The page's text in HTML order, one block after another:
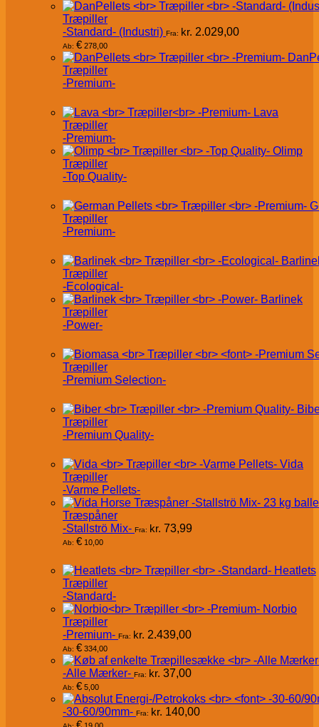
Træpiller
-Standard- (Industri) Fra: kr. 2.029,00
Ab: € 278,00
Træpiller
-Premium-
Lava
Træpiller
-Premium-
Olimp
Træpiller
-Top Quality-
Træpiller
-Premium-
Træpiller
-Ecological-
Barlinek
Træpiller
-Power-
Træpiller
-Premium Selection-
Træpiller
-Premium Quality-
Vida
Træpiller
-Varme Pellets-
Træspåner
-Stallströ Mix- Fra: kr. 73,99
Ab: € 10,00
Heatlets
Træpiller
-Standard-
Norbio
Træpiller
-Premium- Fra: kr. 2.439,00
Ab: € 334,00
-Alle Mærker- Fra: kr. 37,00
Ab: € 5,00
-30-60/90mm- Fra: kr. 140,00
€ 19,00